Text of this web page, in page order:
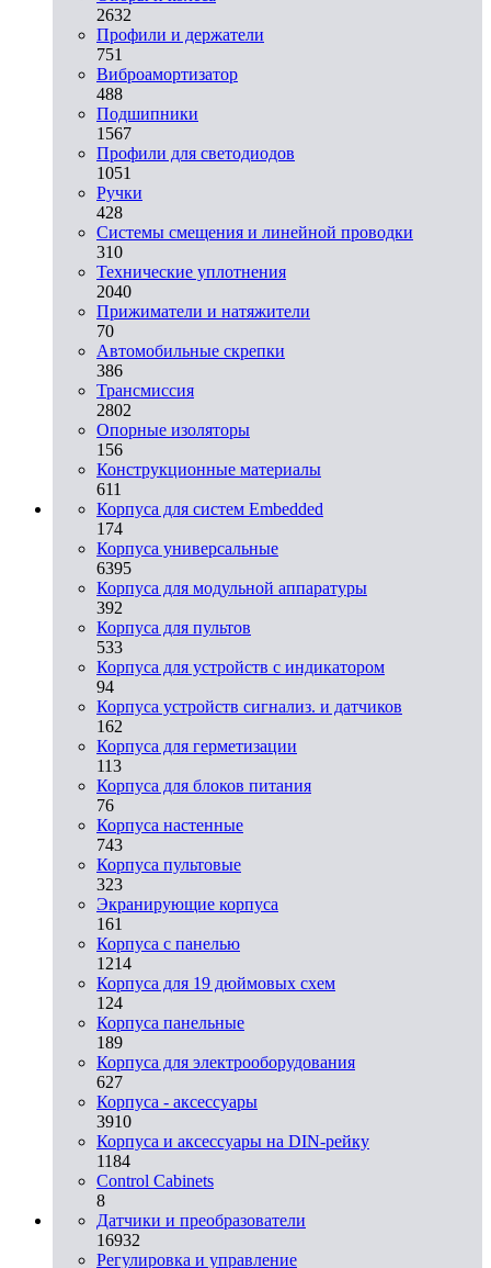
2632
Профили и держатели
751
Виброамортизатор
488
Подшипники
1567
Профили для светодиодов
1051
Ручки
428
Системы смещения и линейной проводки
310
Технические уплотнения
2040
Прижиматели и натяжители
70
Автомобильные скрепки
386
Трансмиссия
2802
Опорные изоляторы
156
Конструкционные материалы
611
Корпуса для систем Embedded
174
Корпуса универсальные
6395
Корпуса для модульной аппаратуры
392
Корпуса для пультов
533
Корпуса для устройств с индикатором
94
Корпуса устройств сигнализ. и датчиков
162
Корпуса для герметизации
113
Корпуса для блоков питания
76
Корпуса настенные
743
Корпуса пультовые
323
Экранирующие корпуса
161
Корпуса с панелью
1214
Корпуса для 19 дюймовых схем
124
Корпуса панельные
189
Корпуса для электрооборудования
627
Корпуса - аксессуары
3910
Корпуса и аксессуары на DIN-рейку
1184
Control Cabinets
8
Датчики и преобразователи
16932
Регулировка и управление